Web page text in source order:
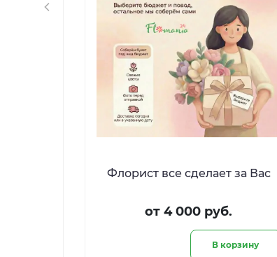
Флорист все сделает за Вас
от 4 000 руб.
В корзину